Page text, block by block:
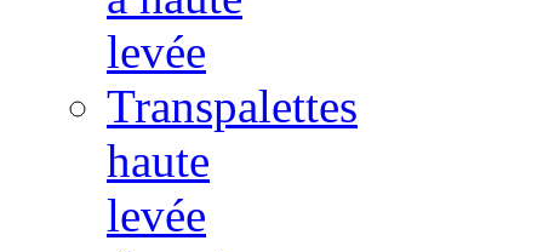
levée
Transpalettes
haute
levée